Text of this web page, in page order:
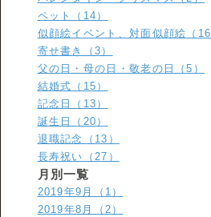
ペット（14）
似顔絵イベント、対面似顔絵（16
寄せ書き（3）
父の日・母の日・敬老の日（5）
結婚式（15）
記念日（13）
誕生日（20）
退職記念（13）
長寿祝い（27）
月別一覧
2019年9月（1）
2019年8月（2）